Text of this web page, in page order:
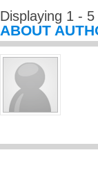
Displaying 1 -
ABOUT